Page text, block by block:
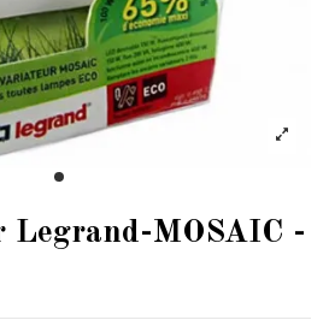
Legrand-MOSAIC -